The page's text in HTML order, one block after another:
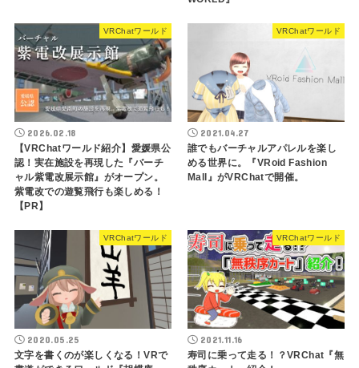
VRChatワールド
2026.02.18
【VRChatワールド紹介】愛媛県公
認！実在施設を再現した『バーチ
ャル紫電改展示館』がオープン。
紫電改での遊覧飛行も楽しめる！
【PR】
VRChatワールド
2021.04.27
誰でもバーチャルアパレルを楽し
める世界に。『VRoid Fashion
Mall』がVRChatで開催。
VRChatワールド
2020.05.25
文字を書くのが楽しくなる！VRで
VRChatワールド
2021.11.16
寿司に乗って走る！？VRChat『無